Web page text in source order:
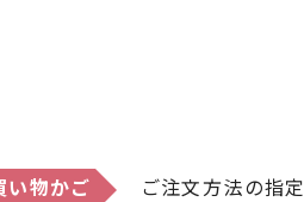
い物かご ご注文方法の指定